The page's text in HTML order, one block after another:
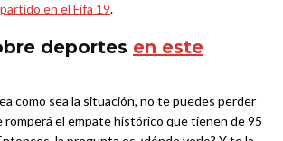
en el Fifa 19.
deportes en este
como sea la situación, no te puedes perder
romperá el empate histórico que tienen de 95